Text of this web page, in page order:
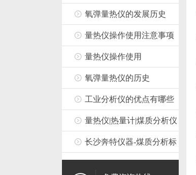
业文化概览
氧弹量热仪的发展历史
量热仪操作使用注意事项
量热仪操作使用
氧弹量热仪的历史
工业分析仪的优点有哪些
量热仪|热量计|煤质分析仪
器】冬季量热仪的保养与
维护
长沙奔特仪器-煤质分析标
准